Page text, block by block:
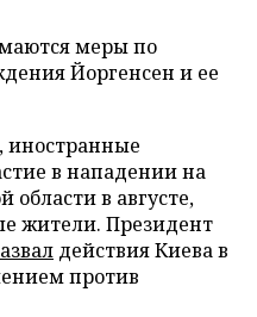
меры по
Йоргенсен и ее
иностранные
в нападении на
в августе,
жители. Президент
действия Киева в
против